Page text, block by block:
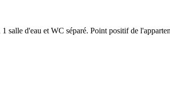
d'eau et WC séparé. Point positif de